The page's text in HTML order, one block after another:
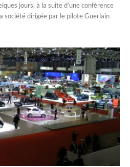
jours, à la suite d’une conférence
société dirigée par le pilote Guerlain